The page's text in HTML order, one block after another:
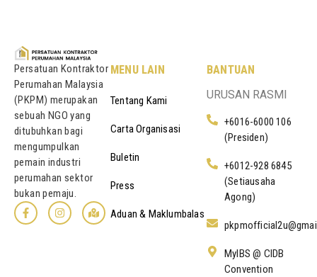
Persatuan Kontraktor
Perumahan Malaysia
(PKPM) merupakan
sebuah NGO yang
ditubuhkan bagi
mengumpulkan
pemain industri
perumahan sektor
bukan pemaju.
MENU LAIN
Tentang Kami
Carta Organisasi
Buletin
Press
Aduan & Maklumbalas
BANTUAN
URUSAN RASMI
+6016-6000 106
(Presiden)
+6012-928 6845
(Setiausaha
Agong)
MyIBS @ CIDB
Convention